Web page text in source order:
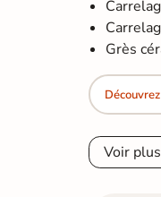
Grès
Voir plus